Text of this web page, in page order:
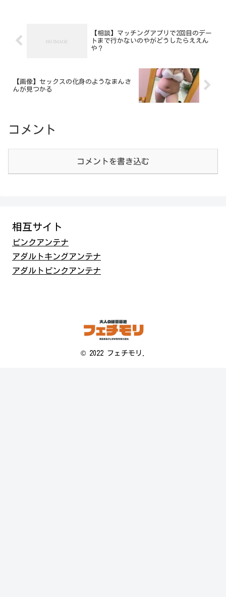
【相談】マッチングアプリで2回目のデー
トまで行かないのやがどうしたらええん
や？
【画像】セックスの化身のようなまんさ
んが見つかる
コメント
コメントを書き込む
相互サイト
ピンクアンテナ
アダルトキングアンテナ
アダルトピンクアンテナ
© 2022 フェチモリ.